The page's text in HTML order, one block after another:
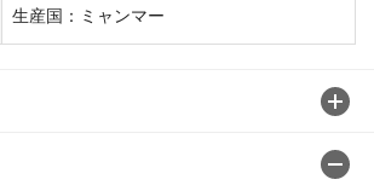
生産国：ミャンマー